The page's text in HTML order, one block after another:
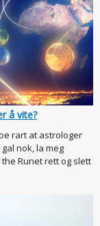
å vite?
rart at astrologer
nok, la meg
Runet rett og slett